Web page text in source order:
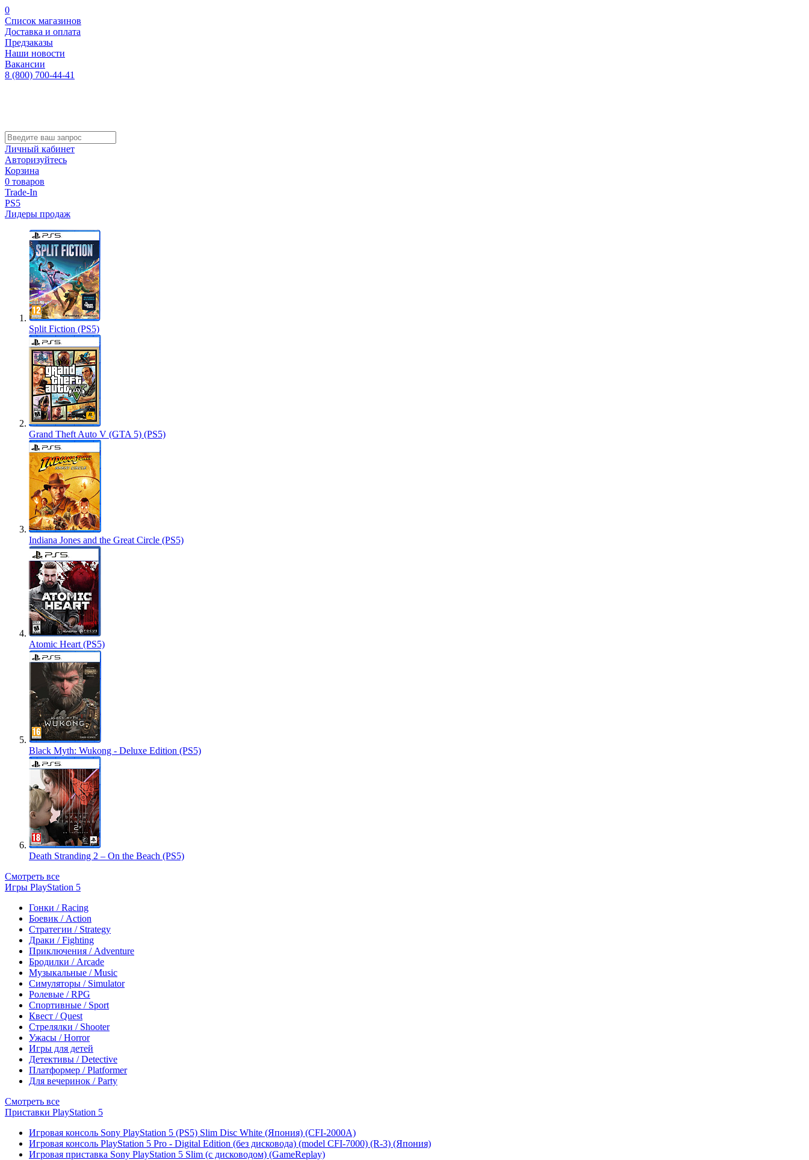
0
Список магазинов
Доставка и оплата
Предзаказы
Наши новости
Вакансии
8 (800) 700-44-41
Личный кабинет
Авторизуйтесь
Корзина
0 товаров
Trade-In
PS5
Лидеры продаж
Split Fiction (PS5)
Grand Theft Auto V (GTA 5) (PS5)
Indiana Jones and the Great Circle (PS5)
Atomic Heart (PS5)
Black Myth: Wukong - Deluxe Edition (PS5)
Death Stranding 2 – On the Beach (PS5)
Смотреть все
Игры PlayStation 5
Гонки / Racing
Боевик / Action
Стратегии / Strategy
Драки / Fighting
Приключения / Adventure
Бродилки / Arcade
Музыкальные / Music
Симуляторы / Simulator
Ролевые / RPG
Спортивные / Sport
Квест / Quest
Стрелялки / Shooter
Ужасы / Horror
Игры для детей
Детективы / Detective
Платформер / Platformer
Для вечеринок / Party
Смотреть все
Приставки PlayStation 5
Игровая консоль Sony PlayStation 5 (PS5) Slim Disc White (Япония) (CFI-2000A)
Игровая консоль PlayStation 5 Pro - Digital Edition (без дисковода) (model CFI-7000) (R-3) (Япония)
Игровая приставка Sony PlayStation 5 Slim (с дисководом) (GameReplay)